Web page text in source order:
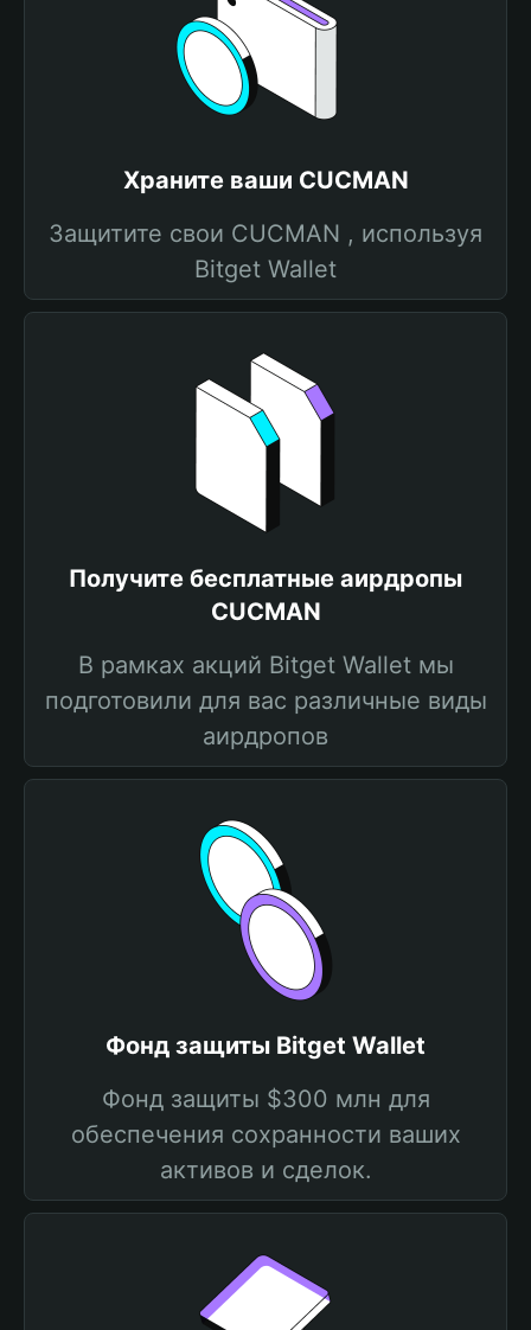
Храните ваши CUCMAN
Защитите свои CUCMAN , используя
Bitget Wallet
Получите бесплатные аирдропы
CUCMAN
В рамках акций Bitget Wallet мы
подготовили для вас различные виды
аирдропов
Фонд защиты Bitget Wallet
Фонд защиты $300 млн для
обеспечения сохранности ваших
активов и сделок.